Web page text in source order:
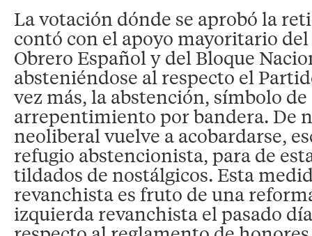
La votación dónde se aprobó la
contó con el apoyo mayoritario
Obrero Español y del Bloque
absteniéndose al respecto el
vez más, la abstención, símbolo
arrepentimiento por bandera. De
neoliberal vuelve a acobardarse,
refugio abstencionista, para de
tildados de nostálgicos. Esta
revanchista es fruto de una
izquierda revanchista el pasado